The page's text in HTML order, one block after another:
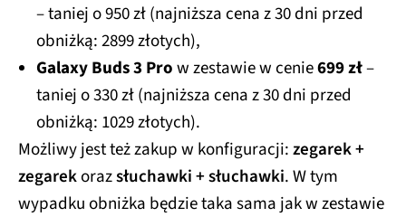
– taniej o 950 zł (najniższa cena z 30 dni przed
obniżką: 2899 złotych),
Galaxy Buds 3 Prow zestawie w cenie699 zł–
taniej o 330 zł (najniższa cena z 30 dni przed
obniżką: 1029 złotych).
Możliwy jest też zakup w konfiguracji:zegarek +
zegarekorazsłuchawki + słuchawki. W tym
wypadku obniżka będzie taka sama jak w zestawie